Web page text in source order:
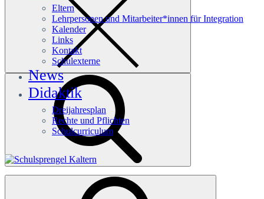
Eltern
Lehrpersonen und Mitarbeiter*innen für Integration
Kalender
Links
Kontakt
Schulexterne
News
Didaktik
Dreijahresplan
Rechte und Pflichten
Schulcurriculum
Häufige Suchanfragen